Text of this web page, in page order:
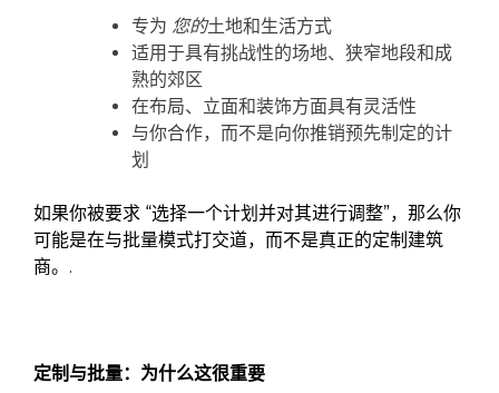
专为 您的土地和生活方式
适用于具有挑战性的场地、狭窄地段和成
熟的郊区
在布局、立面和装饰方面具有灵活性
与你合作，而不是向你推销预先制定的计
划
如果你被要求 “选择一个计划并对其进行调整”，那么你
可能是在与批量模式打交道，而不是真正的定制建筑
商。.
定制与批量：为什么这很重要